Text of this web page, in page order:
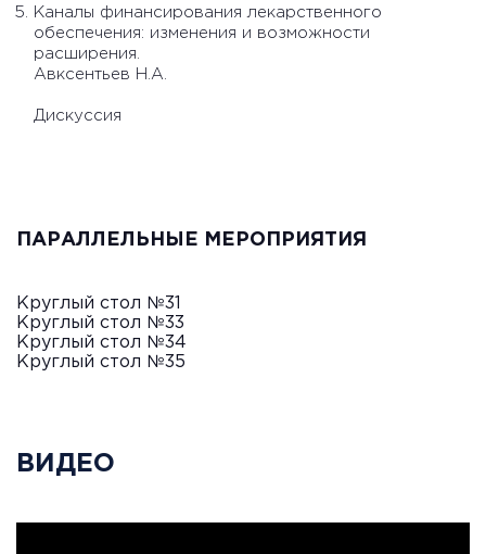
Каналы финансирования лекарственного
обеспечения: изменения и возможности
расширения.
Авксентьев Н.А.
Дискуссия
ПАРАЛЛЕЛЬНЫЕ МЕРОПРИЯТИЯ
Круглый стол №31
Круглый стол №33
Круглый стол №34
Круглый стол №35
ВИДЕО